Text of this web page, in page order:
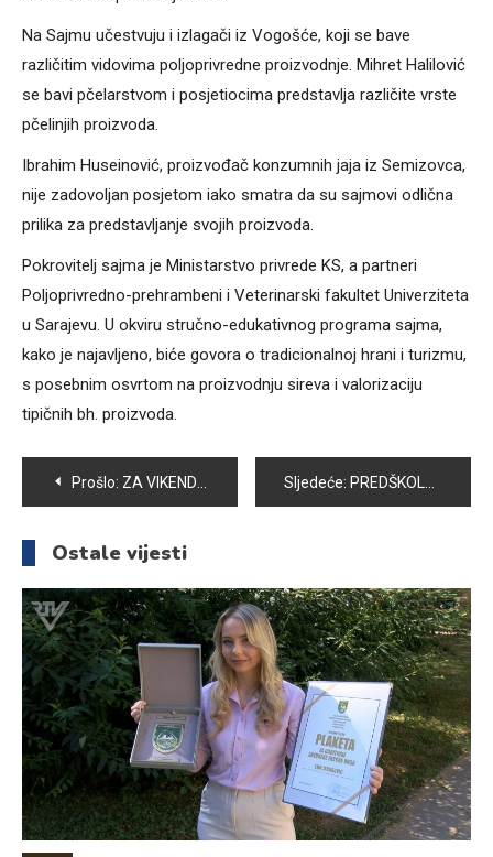
Na Sajmu učestvuju i izlagači iz Vogošće, koji se bave
različitim vidovima poljoprivredne proizvodnje. Mihret Halilović
se bavi pčelarstvom i posjetiocima predstavlja različite vrste
pčelinjih proizvoda.
Ibrahim Huseinović, proizvođač konzumnih jaja iz Semizovca,
nije zadovoljan posjetom iako smatra da su sajmovi odlična
prilika za predstavljanje svojih proizvoda.
Pokrovitelj sajma je Ministarstvo privrede KS, a partneri
Poljoprivredno-prehrambeni i Veterinarski fakultet Univerziteta
u Sarajevu. U okviru stručno-edukativnog programa sajma,
kako je najavljeno, biće govora o tradicionalnoj hrani i turizmu,
s posebnim osvrtom na proizvodnju sireva i valorizaciju
tipičnih bh. proizvoda.
Navigacija
članaka
Prošlo: ZA VIKEND BROJNI SPORTSKI DOGAĐAJI I HUMANITARNE AKCIJE ZA POMOĆ U LIJEČENJU NEJLE ALIBAŠIĆ Sljedeće: PREDŠKOLSKI DISPANZER DOMA ZDRAVLJA VOGOŠĆA: POVEĆAN BROJ PACIJENATA
Ostale vijesti